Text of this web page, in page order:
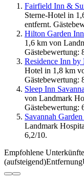
Fairfield Inn &
Sterne-Hotel in
entfernt.
Hilton Garden
1,6 km von
Residence Inn
Hotel in 1,8 km
Sleep Inn
von Landmark
Gästebewertung:
Savannah
Landmark
6,2/10.
Empfohlene Unterkünfte
(aufsteigend)Entfernung